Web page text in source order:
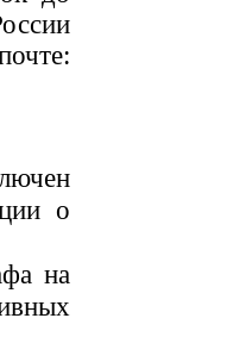
о
на